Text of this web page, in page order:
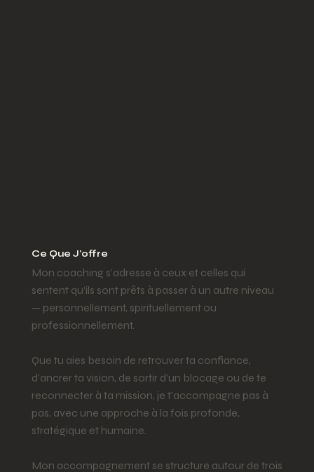
Ce Que J'offre
Mon coaching s’adresse à ceux et celles qui
sentent qu’ils sont prêts à passer à un autre niveau
— personnellement, spirituellement ou
professionnellement.
Que tu aies besoin de retrouver ta confiance,
d’ancrer ta vision, de sortir d’un blocage ou de te
reconnecter à ta mission, je t’accompagne pas à
pas, avec une approche à la fois profonde,
stratégique et humaine.
Mon accompagnement se structure autour de trois